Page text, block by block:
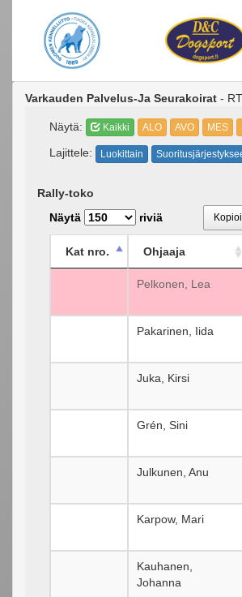
Varkauden Palvelus-Ja Seurakoirat -
Näytä: Kaikki ALO AVO MES
Lajittele: Luokittain
Rally-toko
Näytä
riviä
Kat nro. Ohjaaja
Pelkonen, Lea
Pakarinen, Iida
Juka, Kirsi
Grén, Sini
Julkunen, Anu
Karpow, Mari
Kauhanen,
Johanna